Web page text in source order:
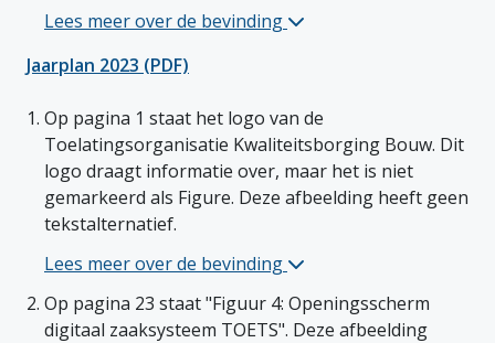
Lees meer over de bevinding Algemene bevindingen
Jaarplan 2023 (PDF)
Op pagina 1 staat het logo van de
Toelatingsorganisatie Kwaliteitsborging Bouw. Dit
logo draagt informatie over, maar het is niet
gemarkeerd als Figure. Deze afbeelding heeft geen
tekstalternatief.
Lees meer over de bevinding Jaarplan 2023 (PDF) 1
Op pagina 23 staat "Figuur 4: Openingsscherm
digitaal zaaksysteem TOETS". Deze afbeelding